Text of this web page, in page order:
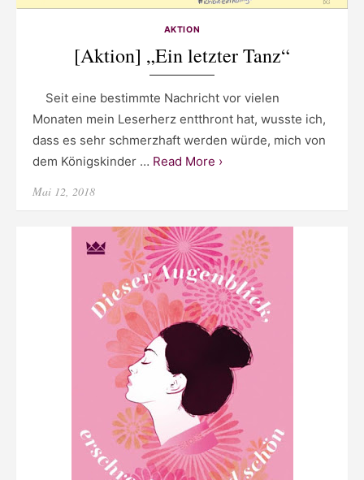
AKTION
[Aktion] „Ein letzter Tanz“
Seit eine bestimmte Nachricht vor vielen
Monaten mein Leserherz entthront hat, wusste ich,
dass es sehr schmerzhaft werden würde, mich von
dem Königskinder … Read More ›
Posted
Mai 12, 2018